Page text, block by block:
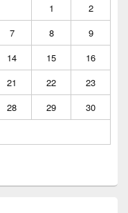
1
2
7 8
9
14 15
16
21 22
23
28 29
30